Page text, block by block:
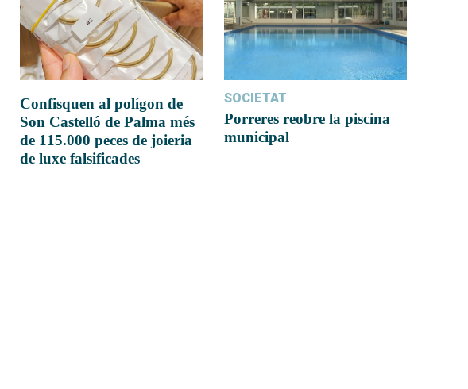
Confisquen al polígon de
Son Castelló de Palma més
de 115.000 peces de joieria
de luxe falsificades
SOCIETAT
Porreres reobre la piscina
municipal